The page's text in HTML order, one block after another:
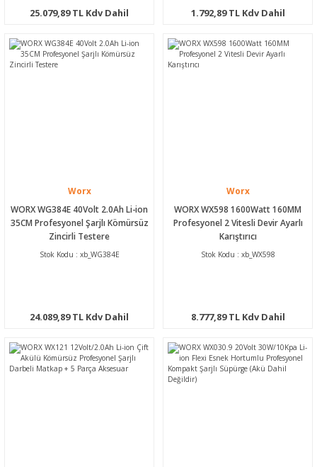
25.079,89 TL Kdv Dahil 1.792,89 TL Kdv Dahil
Worx
WORX WG384E 40Volt 2.0Ah Li-ion
35CM Profesyonel Şarjlı Kömürsüz
Zincirli Testere
Stok Kodu : xb_WG384E
24.089,89 TL Kdv Dahil
Worx
WORX WX598 1600Watt 160MM
Profesyonel 2 Vitesli Devir Ayarlı
Karıştırıcı
Stok Kodu : xb_WX598
8.777,89 TL Kdv Dahil